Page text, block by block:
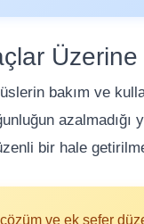
bakım ve
bir hale
ve ek sefer